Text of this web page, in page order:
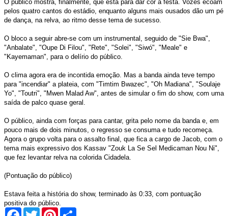
O público mostra, finalmente, que está para dar cor à festa. Vozes ecoam
pelos quatro cantos do estádio, enquanto alguns mais ousados dão um pé
de dança, na relva, ao ritmo desse tema de sucesso.
O bloco a seguir abre-se com um instrumental, seguido de "Sie Bwa",
"Anbalate", "Oupe Di Filou", "Rete", "Solei", "Siwó", "Meale" e
"Kayemaman", para o delírio do público.
O clima agora era de incontida emoção. Mas a banda ainda teve tempo
para "incendiar" a plateia, com "Timtim Bwazec", "Oh Madiana", "Soulaje
Yo", "Toutri", "Mwen Malad Aw", antes de simular o fim do show, com uma
saída de palco quase geral.
O público, ainda com forças para cantar, grita pelo nome da banda e, em
pouco mais de dois minutos, o regresso se consuma e tudo recomeça.
Agora o grupo volta para o assalto final, que fica a cargo de Jacob, com o
tema mais expressivo dos Kassav "Zouk La Se Sel Medicaman Nou Ni",
que fez levantar relva na colorida Cidadela.
(Pontuação do público)
Estava feita a história do show, terminado às 0:33, com pontuação
positiva do público.
Facebook
TwitterPinterest